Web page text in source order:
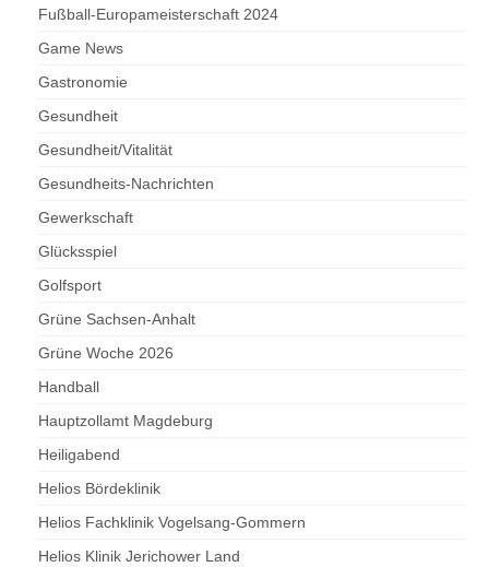
Fußball-Europameisterschaft 2024
Game News
Gastronomie
Gesundheit
Gesundheit/Vitalität
Gesundheits-Nachrichten
Gewerkschaft
Glücksspiel
Golfsport
Grüne Sachsen-Anhalt
Grüne Woche 2026
Handball
Hauptzollamt Magdeburg
Heiligabend
Helios Bördeklinik
Helios Fachklinik Vogelsang-Gommern
Helios Klinik Jerichower Land